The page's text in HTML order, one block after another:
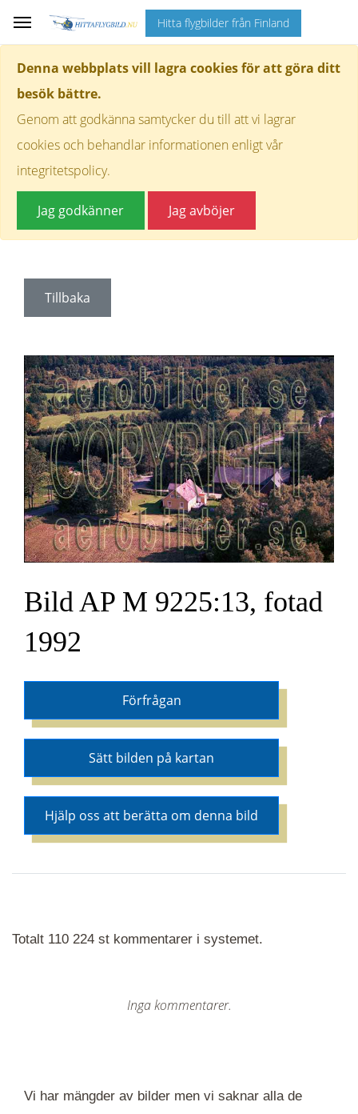
Denna webbplats vill lagra cookies för att göra ditt
besök bättre.
Genom att godkänna samtycker du till att vi lagrar
cookies och behandlar informationen enligt vår
integritetspolicy.
Jag godkänner Jag avböjer
Hitta flygbilder från Finland
Tillbaka
Bild AP M 9225:13, fotad
1992
Förfrågan
Sätt bilden på kartan
Hjälp oss att berätta om denna bild
Totalt 110 224 st kommentarer i systemet.
Inga kommentarer.
Vi har mängder av bilder men vi saknar alla de